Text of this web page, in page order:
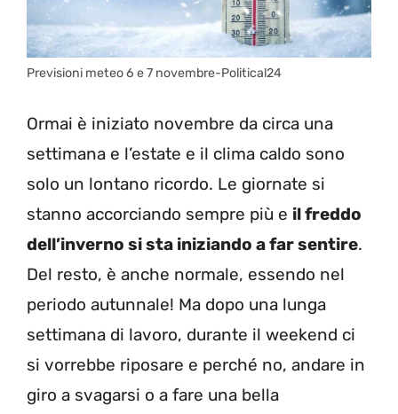
Previsioni meteo 6 e 7 novembre-Political24
Ormai è iniziato novembre da circa una
settimana e l’estate e il clima caldo sono
solo un lontano ricordo. Le giornate si
stanno accorciando sempre più e il freddo
dell’inverno si sta iniziando a far sentire.
Del resto, è anche normale, essendo nel
periodo autunnale! Ma dopo una lunga
settimana di lavoro, durante il weekend ci
si vorrebbe riposare e perché no, andare in
giro a svagarsi o a fare una bella